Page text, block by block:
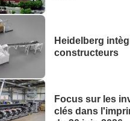
Heidelberg
constructeurs
Focus sur les
clés dans